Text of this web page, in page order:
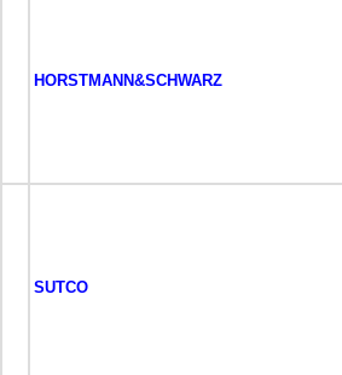
HORSTMANN&SCHWARZ
SUTCO